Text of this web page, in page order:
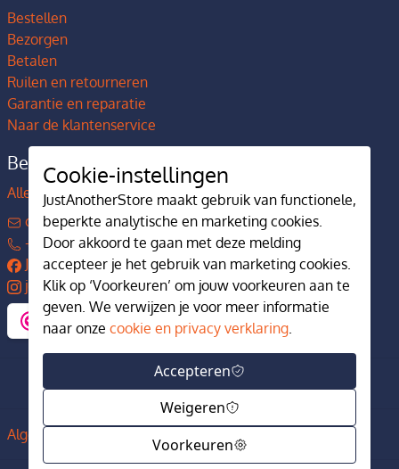
Bestellen
Bezorgen
Betalen
Ruilen en retourneren
Garantie en reparatie
Naar de klantenservice
Bedrijfsgegevens
Alles over JustAnotherStore
contact@justanotherstore.nl
+31 73 644 7405
JustAnotherStore
justanotherstore.nl
Algemene voorwaarden Privacy en cookiebeleid
Cookie-instellingen
JustAnotherStore maakt gebruik van functionele,
beperkte analytische en marketing cookies.
Door akkoord te gaan met deze melding
accepteer je het gebruik van marketing cookies.
Klik op ‘Voorkeuren’ om jouw voorkeuren aan te
geven. We verwijzen je voor meer informatie
naar onze cookie en privacy verklaring.
Accepteren
Weigeren
Voorkeuren